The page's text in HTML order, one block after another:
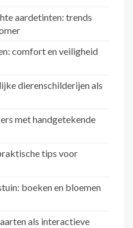
aardetinten: trends
comfort en veiligheid
dierenschilderijen als
met handgetekende
tips voor
boeken en bloemen
als interactieve